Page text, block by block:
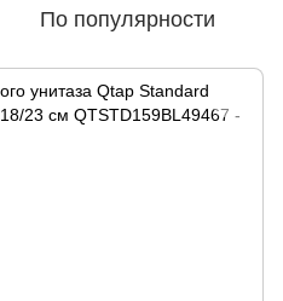
По популярности